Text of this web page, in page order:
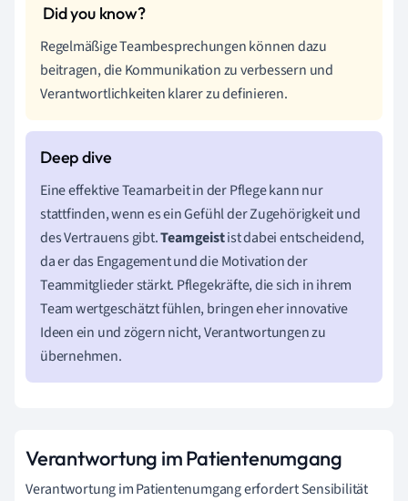
Regelmäßige Teambesprechungen können dazu
beitragen, die Kommunikation zu verbessern und
Verantwortlichkeiten klarer zu definieren.
Eine effektive Teamarbeit in der Pflege kann nur
stattfinden, wenn es ein Gefühl der Zugehörigkeit und
des Vertrauens gibt.Teamgeistist dabei entscheidend,
da er das Engagement und die Motivation der
Teammitglieder stärkt. Pflegekräfte, die sich in ihrem
Team wertgeschätzt fühlen, bringen eher innovative
Ideen ein und zögern nicht, Verantwortungen zu
übernehmen.
Verantwortung im Patientenumgang
Verantwortung im Patientenumgang erfordert Sensibilität